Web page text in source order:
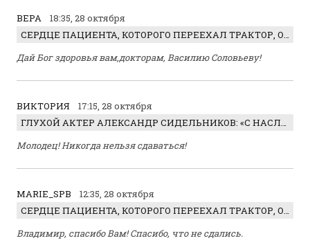
ВЕРА
18:35, 28 октября
СЕРДЦЕ ПАЦИЕНТА, КОТОРОГО ПЕРЕЕХАЛ ТРАКТОР, ОБНАРУЖИЛИ… В ЖИВОТЕ
Дай Бог здоровья вам,докторам, Василию Соловьеву!
ВИКТОРИЯ
17:15, 28 октября
ГЛУХОЙ АКТЕР АЛЕКСАНДР СИДЕЛЬНИКОВ: «С НАСЛАЖДЕНИЕМ ИГРАЛ ОТРИЦАТЕЛЬНОГО ГЕРОЯ!»
Молодец! Никогда нельзя сдаваться!
MARIE_SPB
12:35, 28 октября
СЕРДЦЕ ПАЦИЕНТА, КОТОРОГО ПЕРЕЕХАЛ ТРАКТОР, ОБНАРУЖИЛИ… В ЖИВОТЕ
Владимир, спасибо Вам! Спасибо, что не сдались.